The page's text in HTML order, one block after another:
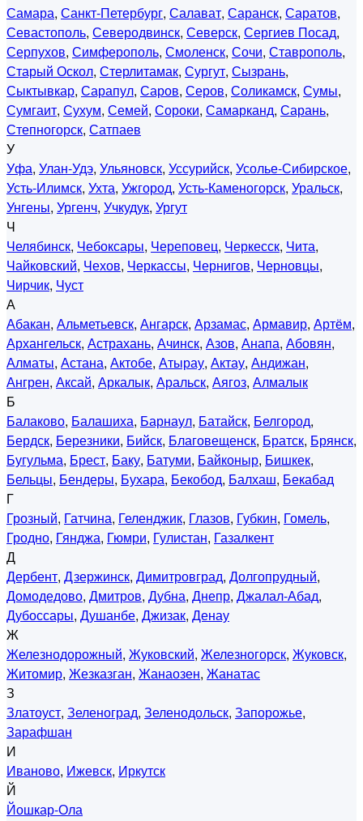
Самара, Санкт-Петербург, Салават, Саранск, Саратов,
Севастополь, Северодвинск, Северск, Сергиев Посад,
Серпухов, Симферополь, Смоленск, Сочи, Ставрополь,
Старый Оскол, Стерлитамак, Сургут, Сызрань,
Сыктывкар, Сарапул, Саров, Серов, Соликамск, Сумы,
Сумгаит, Сухум, Семей, Сороки, Самарканд, Сарань,
Степногорск, Сатпаев
У
Уфа, Улан-Удэ, Ульяновск, Уссурийск, Усолье-Сибирское,
Усть-Илимск, Ухта, Ужгород, Усть-Каменогорск, Уральск,
Унгены, Ургенч, Учкудук, Ургут
Ч
Челябинск, Чебоксары, Череповец, Черкесск, Чита,
Чайковский, Чехов, Черкассы, Чернигов, Черновцы,
Чирчик, Чуст
А
Абакан, Альметьевск, Ангарск, Арзамас, Армавир, Артём,
Архангельск, Астрахань, Ачинск, Азов, Анапа, Абовян,
Алматы, Астана, Актобе, Атырау, Актау, Андижан,
Ангрен, Аксай, Аркалык, Аральск, Аягоз, Алмалык
Б
Балаково, Балашиха, Барнаул, Батайск, Белгород,
Бердск, Березники, Бийск, Благовещенск, Братск, Брянск,
Бугульма, Брест, Баку, Батуми, Байконыр, Бишкек,
Бельцы, Бендеры, Бухара, Бекобод, Балхаш, Бекабад
Г
Грозный, Гатчина, Геленджик, Глазов, Губкин, Гомель,
Гродно, Гянджа, Гюмри, Гулистан, Газалкент
Д
Дербент, Дзержинск, Димитровград, Долгопрудный,
Домодедово, Дмитров, Дубна, Днепр, Джалал-Абад,
Дубоссары, Душанбе, Джизак, Денау
Ж
Железнодорожный, Жуковский, Железногорск, Жуковск,
Житомир, Жезказган, Жанаозен, Жанатас
З
Златоуст, Зеленоград, Зеленодольск, Запорожье,
Зарафшан
И
Иваново, Ижевск, Иркутск
Й
Йошкар-Ола